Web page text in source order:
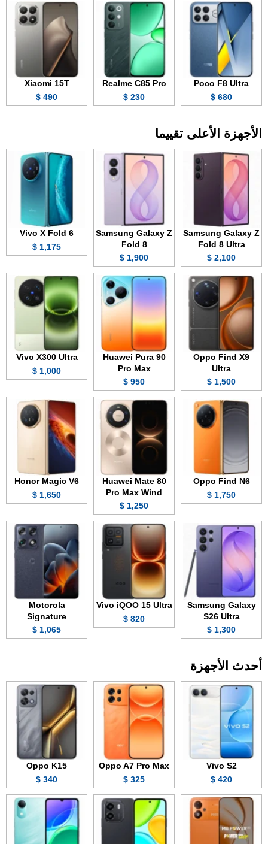
Poco F8 Ultra
680 $
Realme C85 Pro
230 $
Xiaomi 15T
490 $
الأجهزة الأعلى تقييما
Samsung Galaxy Z
Fold 8 Ultra
2,100 $
Samsung Galaxy Z
Fold 8
1,900 $
Vivo X Fold 6
1,175 $
Oppo Find X9
Ultra
1,500 $
Huawei Pura 90
Pro Max
950 $
Vivo X300 Ultra
1,000 $
Oppo Find N6
1,750 $
Huawei Mate 80
Pro Max Wind
1,250 $
Honor Magic V6
1,650 $
Samsung Galaxy
S26 Ultra
1,300 $
Vivo iQOO 15 Ultra
820 $
Motorola
Signature
1,065 $
أحدث الأجهزة
Vivo S2
420 $
Oppo A7 Pro Max
325 $
Oppo K15
340 $